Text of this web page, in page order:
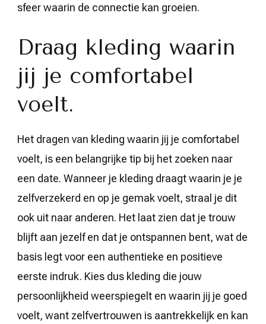
sfeer waarin de connectie kan groeien.
Draag kleding waarin
jij je comfortabel
voelt.
Het dragen van kleding waarin jij je comfortabel
voelt, is een belangrijke tip bij het zoeken naar
een date. Wanneer je kleding draagt waarin je je
zelfverzekerd en op je gemak voelt, straal je dit
ook uit naar anderen. Het laat zien dat je trouw
blijft aan jezelf en dat je ontspannen bent, wat de
basis legt voor een authentieke en positieve
eerste indruk. Kies dus kleding die jouw
persoonlijkheid weerspiegelt en waarin jij je goed
voelt, want zelfvertrouwen is aantrekkelijk en kan